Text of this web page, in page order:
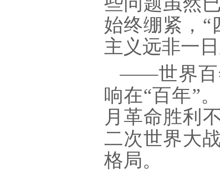
始终绷紧，“
主义远非一
——世界百
响在“百年”
月革命胜利
二次世界大
格局。